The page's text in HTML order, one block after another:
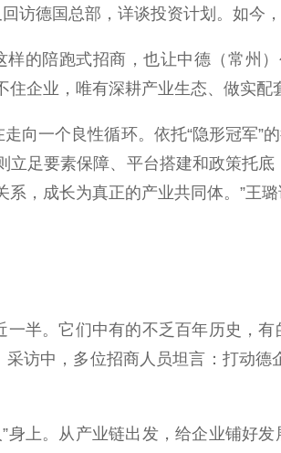
访德国总部，详谈投资计划。如今
的陪跑式招商，也让中德（常州
企业，唯有深耕产业生态、做实
一个良性循环。依托“隐形冠军”
立足要素保障、平台搭建和政策托
，成长为真正的产业共同体。”王璐
半。它们中有的不乏百年历史，
访中，多位招商人员坦言：打动
上。从产业链出发，给企业铺好